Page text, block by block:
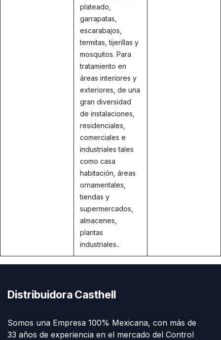
plateado,
garrapatas,
escarabajos,
termitas, tijerillas y
mosquitos. Para
tratamiento en
áreas interiores y
exteriores, de una
gran diversidad
de instalaciones,
residenciales,
comerciales e
industriales tales
como casa
habitación, áreas
ornamentales,
tiendas y
supermercados,
almacenes,
plantas
industriales..
Distribuidora Casthell
Somos una Empresa 100% Mexicana, con más de
33 años de experiencia en el mercado del Control